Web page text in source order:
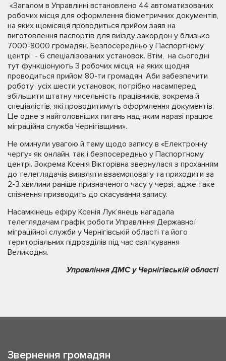
«Загалом в Управлінні встановлено 44 автоматизованих
робочих місця для оформлення біометричних документів,
на яких щомісяця проводиться прийом заяв на
виготовлення паспортів для виїзду закордон у близько
7000-8000 громадян. Безпосередньо у Паспортному
центрі - 6 спеціалізованих установок. Втім, на сьогодні
тут функціонують 3 робочих місця, на яких щодня
проводиться прийом 80-ти громадян. Аби забезпечити
роботу усіх шести установок, потрібно насамперед
збільшити штатну чисельність працівників, зокрема й
спеціалістів, які проводитимуть оформлення документів.
Це одне з найголовніших питань над яким наразі працює
міграційна служба Чернігівщини».
Не оминули увагою й тему щодо запису в «Електронну
чергу» як онлайн, так і безпосередньо у Паспортному
центрі. Зокрема Ксенія Вікторівна звернулася з проханням
до телеглядачів виявляти взаємоповагу та приходити за
2-3 хвилини раніше призначеного часу у черзі, адже таке
спізнення призводить до скасування запису.
Насамкінець ефіру Ксенія Лук’янець нагадала
телеглядачам графік роботи Управління Державної
міграційної служби у Чернігівській області та його
територіальних підрозділів під час святкування
Великодня.
Управління ДМС у Чернігівській області
Звернення громадян